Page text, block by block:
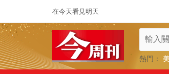
在今天看見明天
熱門：